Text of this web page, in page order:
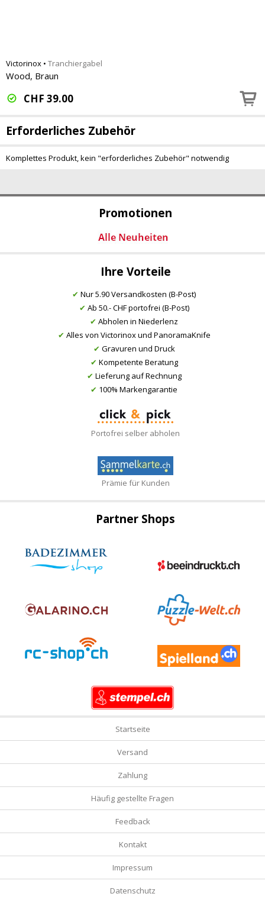
Promotionen
Ihre Vorteile
✔ Nur 5.90 Versandkosten (B-Post)
✔ Ab 50.- CHF portofrei (B-Post)
✔ Abholen in Niederlenz
✔ Alles von Victorinox und PanoramaKnife
✔ Gravuren und Druck
✔ Kompetente Beratung
✔ Lieferung auf Rechnung
✔ 100% Markengarantie
Portofrei selber abholen
Prämie für Kunden
Victorinox • Tranchiergabel
Wood, Braun
CHF 39.00
Erforderliches Zubehör
Komplettes Produkt, kein "erforderliches Zubehör" notwendig
Partner Shops
Startseite
Versand
Zahlung
Häufig gestellte Fragen
Feedback
Kontakt
Impressum
Datenschutz